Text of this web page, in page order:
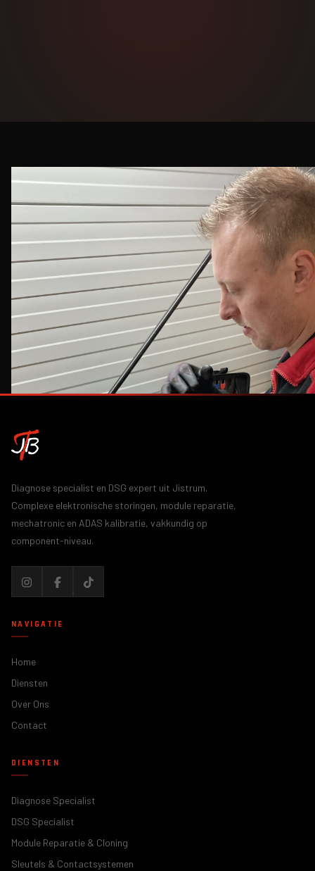
BEL DIRECT
Diagnose specialist en DSG expert uit Jistrum.
Complexe elektronische storingen, module reparatie,
mechatronic en ADAS kalibratie, vakkundig op
component-niveau.
NAVIGATIE
Home
Diensten
Over Ons
Contact
DIENSTEN
Diagnose Specialist
DSG Specialist
Module Reparatie & Cloning
Sleutels & Contactsystemen